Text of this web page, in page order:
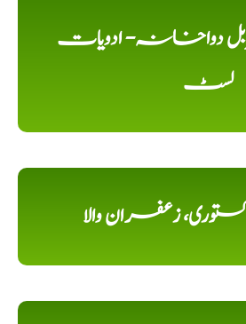
دواخانہ- ادویات
لسٹ
کستوری، زعفران والا